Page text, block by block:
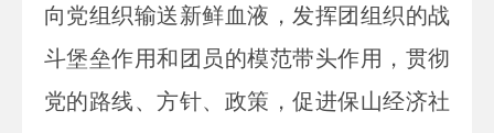
向党组织输送新鲜血液，发挥团组织的战
斗堡垒作用和团员的模范带头作用，贯彻
党的路线、方针、政策，促进保山经济社